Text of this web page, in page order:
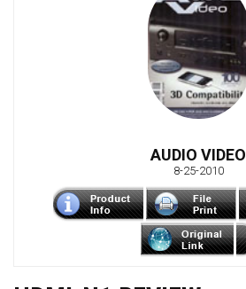
AUDIO VIDEO
8-25-2010